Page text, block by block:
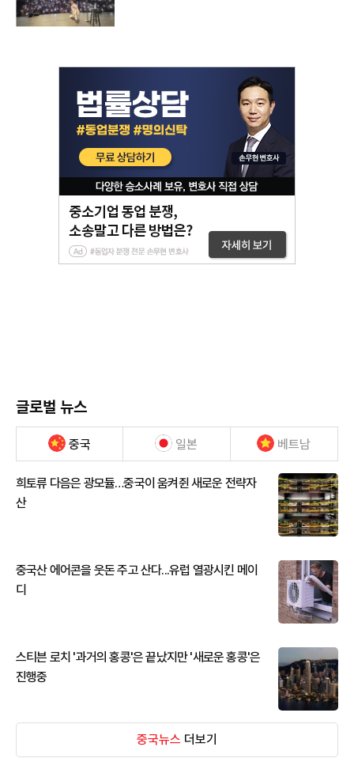
글로벌 뉴스
중국 일본 베트남
희토류 다음은 광모듈…중국이 움켜쥔 새로운 전략자
산
중국산 에어콘을 웃돈 주고 산다...유럽 열광시킨 메이
디
스티븐 로치 '과거의 홍콩'은 끝났지만 '새로운 홍콩'은
진행중
중국뉴스 더보기